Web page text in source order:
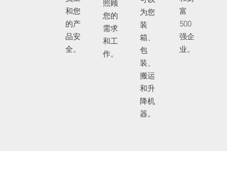
和您
的产
品安
全。
照顾
您的
需求
和工
作。
为您
装
箱、
包
装、
搬运
和升
降机
器。
富
500
强企
业。